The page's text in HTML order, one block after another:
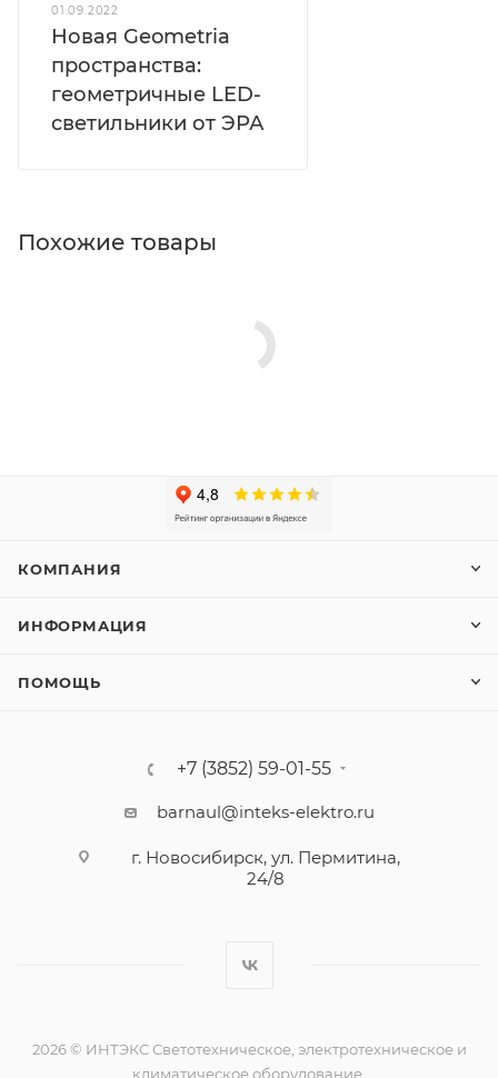
01.09.2022
Новая Geometria
пространства:
геометричные LED-
светильники от ЭРА
Похожие товары
КОМПАНИЯ
ИНФОРМАЦИЯ
ПОМОЩЬ
+7 (3852) 59-01-55
barnaul@inteks-elektro.ru
г. Новосибирск, ул. Пермитина,
24/8
2026 © ИНТЭКС Светотехническое, электротехническое и
климатическое оборудование.